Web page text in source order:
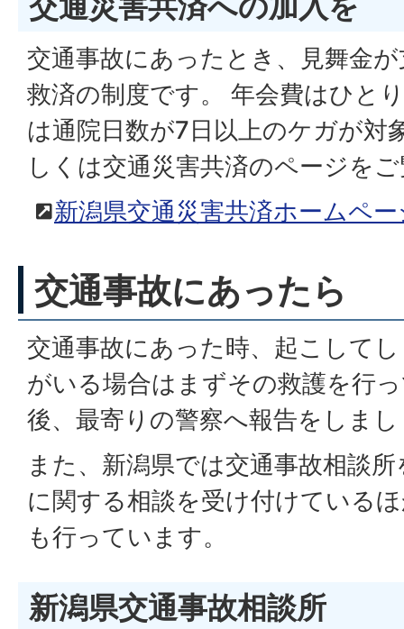
交通事故にあったとき、見舞金
救済の制度です。 年会費はひと
は通院日数が7日以上のケガが対
しくは交通災害共済のページを
新潟県交通災害共済ホームペ
交通事故にあったら
交通事故にあった時、起こして
がいる場合はまずその救護を行
後、最寄りの警察へ報告をしま
また、新潟県では交通事故相談
に関する相談を受け付けている
も行っています。
新潟県交通事故相談所